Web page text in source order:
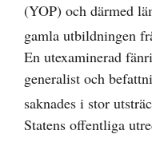
(YOP) och därmed
gamla utbildningen
En utexaminerad
generalist och
saknades i stor
Statens offentliga